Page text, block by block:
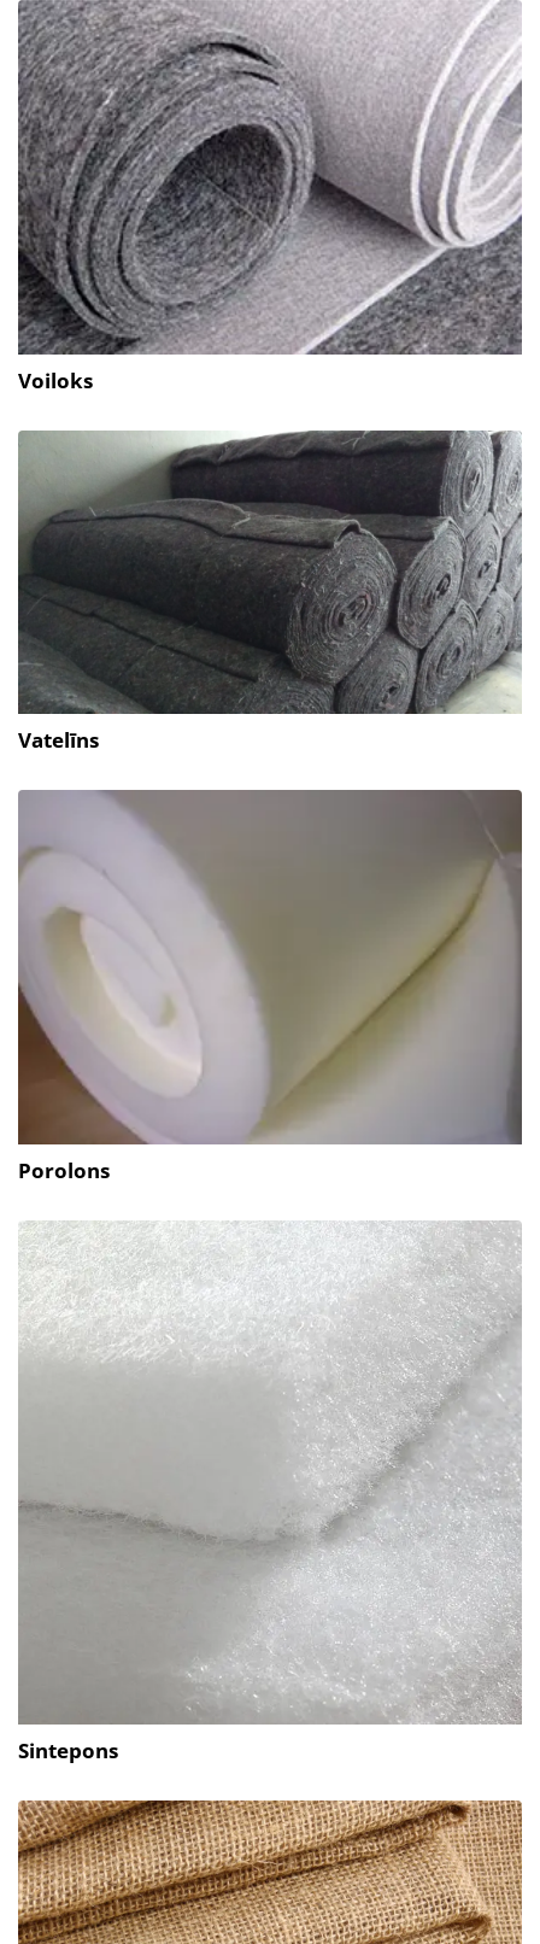
Voiloks
Vatelīns
Porolons
Sintepons